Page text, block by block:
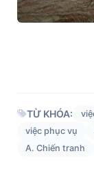
TỪ KHÓA:
việc phục vụ
A. Chiến tranh